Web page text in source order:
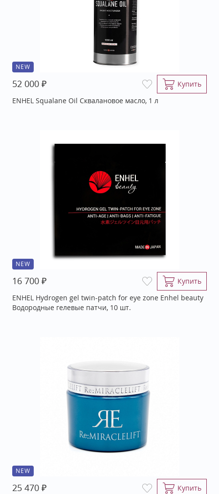
NEW
52 000 ₽
Купить
ENHEL Squalane Oil Сквалановое масло, 1 л
NEW
16 700 ₽
Купить
ENHEL Hydrogen gel twin-patch for eye zone Enhel beauty
Водородные гелевые патчи, 10 шт.
NEW
25 470 ₽
Купить